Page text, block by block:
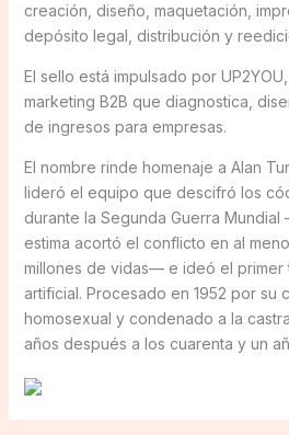
creación, diseño, maquetación,
depósito legal, distribución y
El sello está impulsado por
marketing B2B que diagnostica,
de ingresos para empresas.
El nombre rinde homenaje a Alan
lideró el equipo que descifró los
durante la Segunda Guerra
estima acortó el conflicto en al
millones de vidas— e ideó el primer
artificial. Procesado en 1952 por su
homosexual y condenado a la
años después a los cuarenta y un